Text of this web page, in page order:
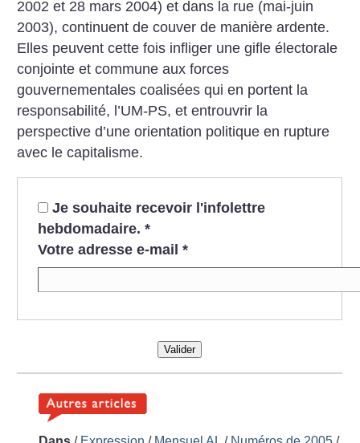
2002 et 28 mars 2004) et dans la rue (mai-juin
2003), continuent de couver de manière ardente.
Elles peuvent cette fois infliger une gifle électorale
conjointe et commune aux forces
gouvernementales coalisées qui en portent la
responsabilité, l’UM-PS, et entrouvrir la
perspective d’une orientation politique en rupture
avec le capitalisme.
Je souhaite recevoir l'infolettre
hebdomadaire. *
Votre adresse e-mail *
Valider